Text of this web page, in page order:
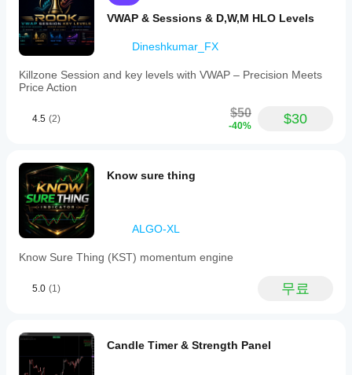
VWAP & Sessions & D,W,M HLO Levels
Dineshkumar_FX
Killzone Session and key levels with VWAP – Precision Meets
Price Action
4.5 (2) $50
-40% $30
Know sure thing
ALGO-XL
Know Sure Thing (KST) momentum engine
5.0 (1) 무료
Candle Timer & Strength Panel